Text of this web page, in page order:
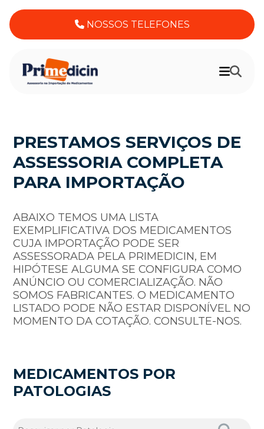
NOSSOS TELEFONES
PRESTAMOS SERVIÇOS DE
ASSESSORIA COMPLETA
PARA IMPORTAÇÃO
ABAIXO TEMOS UMA LISTA
EXEMPLIFICATIVA DOS MEDICAMENTOS
CUJA IMPORTAÇÃO PODE SER
ASSESSORADA PELA PRIMEDICIN, EM
HIPÓTESE ALGUMA SE CONFIGURA COMO
ANÚNCIO OU COMERCIALIZAÇÃO. NÃO
SOMOS FABRICANTES. O MEDICAMENTO
LISTADO PODE NÃO ESTAR DISPONÍVEL NO
MOMENTO DA COTAÇÃO. CONSULTE-NOS.
MEDICAMENTOS POR
PATOLOGIAS